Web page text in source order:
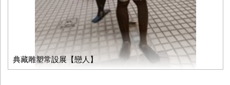
典藏雕塑常設展【戀人】